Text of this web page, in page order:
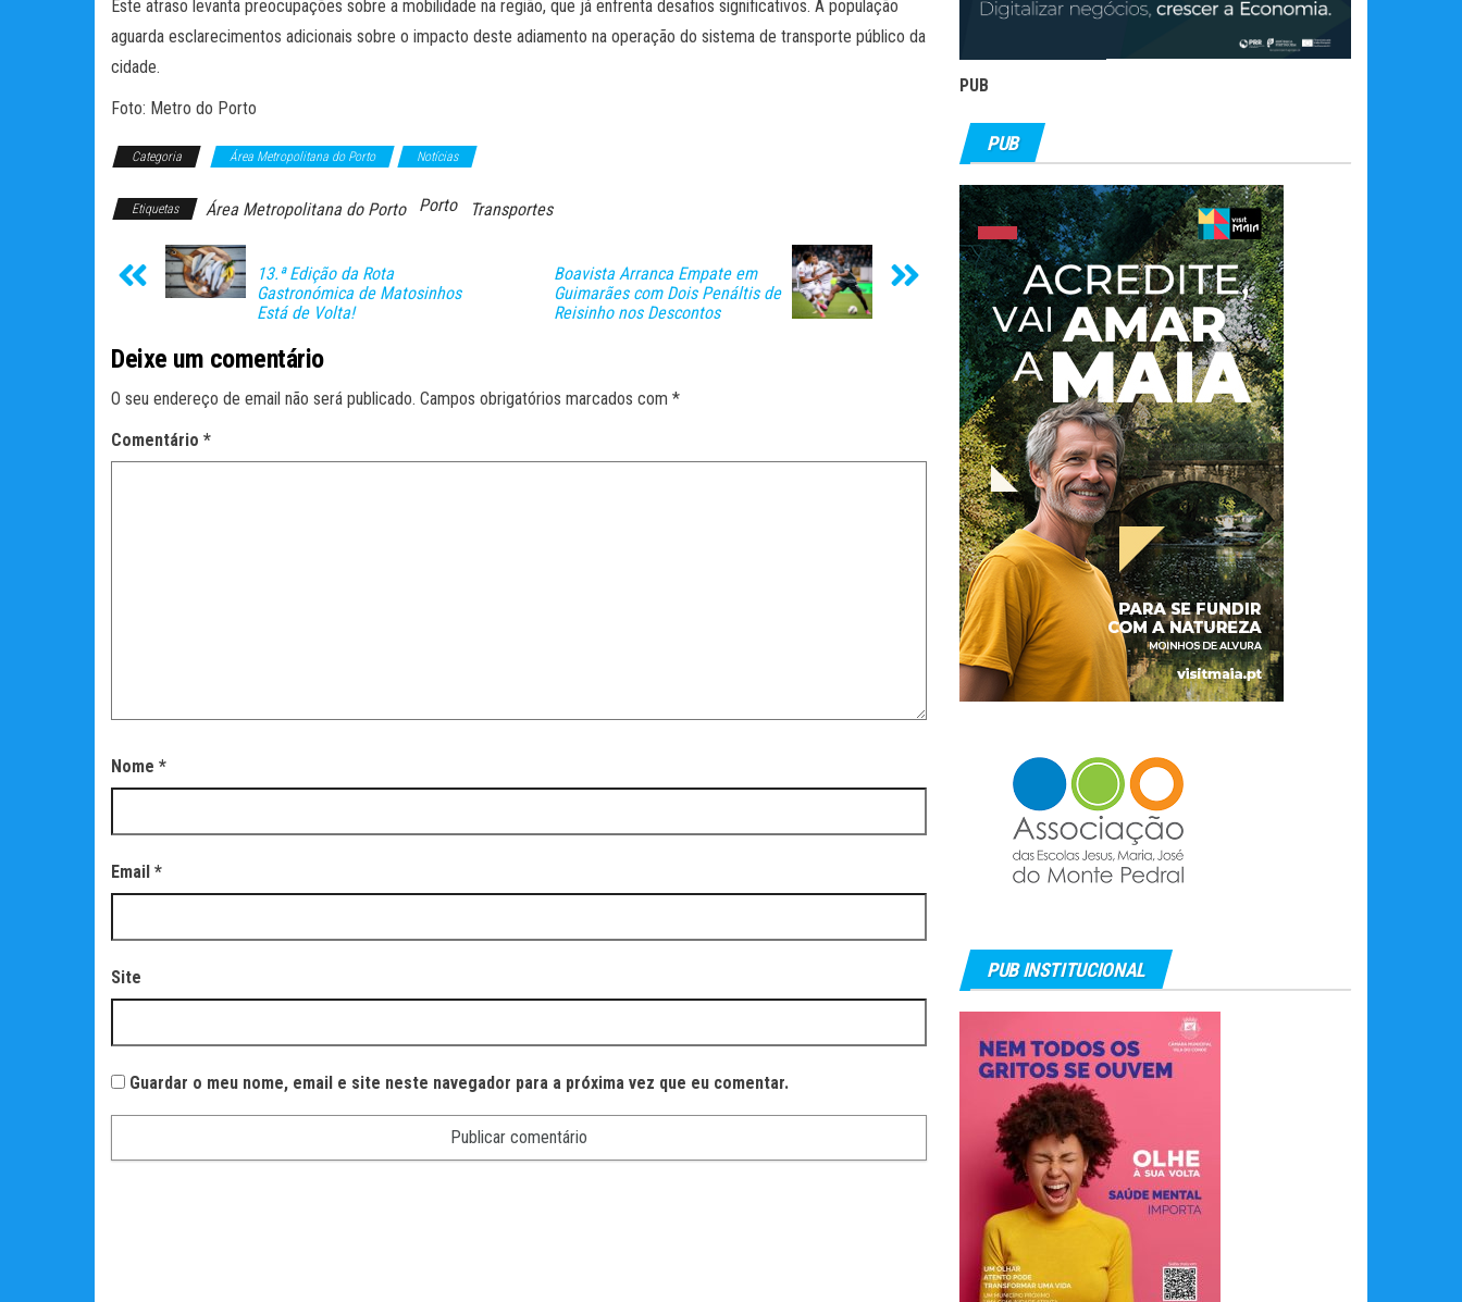
Este atraso levanta preocupações sobre a mobilidade na região, que já enfrenta desafios significativos. A população
aguarda esclarecimentos adicionais sobre o impacto deste adiamento na operação do sistema de transporte público da
cidade.
Foto: Metro do Porto
Categoria Área Metropolitana do Porto Notícias
Etiquetas Área Metropolitana do Porto Porto Transportes
13.ª Edição da Rota
Gastronómica de Matosinhos
Está de Volta!
Boavista Arranca Empate em
Guimarães com Dois Penáltis de
Reisinho nos Descontos
Deixe um comentário
O seu endereço de email não será publicado. Campos obrigatórios marcados com *
Comentário *
Nome *
Email *
Site
Guardar o meu nome, email e site neste navegador para a próxima vez que eu comentar.
PUB
PUB
PUB INSTITUCIONAL